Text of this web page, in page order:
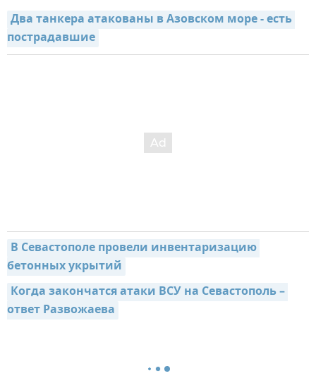
Два танкера атакованы в Азовском море - есть
пострадавшие
В Севастополе провели инвентаризацию
бетонных укрытий
Когда закончатся атаки ВСУ на Севастополь –
ответ Развожаева